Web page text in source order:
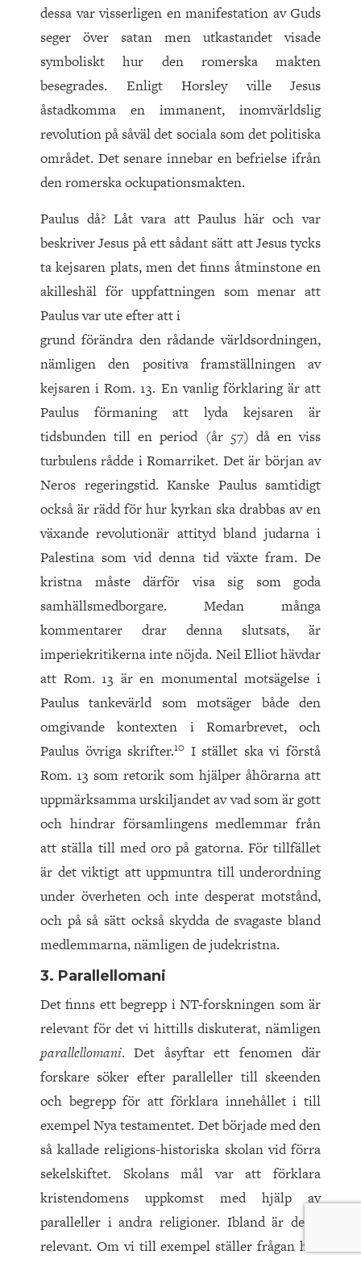
dessa var visserligen en manifestation av Guds
seger över satan men utkastandet visade
symboliskt hur den romerska makten
besegrades. Enligt Horsley ville Jesus
åstadkomma en immanent, inomvärldslig
revolution på såväl det sociala som det politiska
området. Det senare innebar en befrielse ifrån
den romerska ockupationsmakten.
Paulus då? Låt vara att Paulus här och var
beskriver Jesus på ett sådant sätt att Jesus tycks
ta kejsaren plats, men det finns åtminstone en
akilleshäl för uppfattningen som menar att
Paulus var ute efter att i
grund förändra den rådande världsordningen,
nämligen den positiva framställningen av
kejsaren i Rom. 13. En vanlig förklaring är att
Paulus förmaning att lyda kejsaren är
tidsbunden till en period (år 57) då en viss
turbulens rådde i Romarriket. Det är början av
Neros regeringstid. Kanske Paulus samtidigt
också är rädd för hur kyrkan ska drabbas av en
växande revolutionär attityd bland judarna i
Palestina som vid denna tid växte fram. De
kristna måste därför visa sig som goda
samhällsmedborgare. Medan många
kommentarer drar denna slutsats, är
imperiekritikerna inte nöjda. Neil Elliot hävdar
att Rom. 13 är en monumental motsägelse i
Paulus tankevärld som motsäger både den
omgivande kontexten i Romarbrevet, och
Paulus övriga skrifter.10 I stället ska vi förstå
Rom. 13 som retorik som hjälper åhörarna att
uppmärksamma urskiljandet av vad som är gott
och hindrar församlingens medlemmar från
att ställa till med oro på gatorna. För tillfället
är det viktigt att uppmuntra till underordning
under överheten och inte desperat motstånd,
och på så sätt också skydda de svagaste bland
medlemmarna, nämligen de judekristna.
3. Parallellomani
Det finns ett begrepp i NT-forskningen som är
relevant för det vi hittills diskuterat, nämligen
parallellomani. Det åsyftar ett fenomen där
forskare söker efter paralleller till skeenden
och begrepp för att förklara innehållet i till
exempel Nya testamentet. Det började med den
så kallade religions-historiska skolan vid förra
sekelskiftet. Skolans mål var att förklara
kristendomens uppkomst med hjälp av
paralleller i andra religioner. Ibland är detta
relevant. Om vi till exempel ställer frågan hur